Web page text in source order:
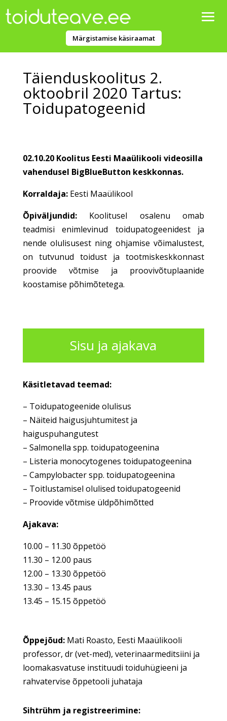
Märgistamise käsiraamat
Täienduskoolitus 2.
oktoobril 2020 Tartus:
Toidupatogeenid
02.10.20 Koolitus Eesti Maaülikooli videosilla
vahendusel BigBlueButton keskkonnas.
Korraldaja:Eesti Maaülikool
Õpiväljundid: Koolitusel osalenu omab
teadmisi enimlevinud toidupatogeenidest ja
nende olulisusest ning ohjamise võimalustest,
on tutvunud toidust ja tootmiskeskkonnast
proovide võtmise ja proovivõtuplaanide
koostamise põhimõtetega.
Sisu ja ajakava
Käsitletavad teemad:
– Toidupatogeenide olulisus
– Näiteid haigusjuhtumitest ja
haiguspuhangutest
– Salmonella spp. toidupatogeenina
– Listeria monocytogenes toidupatogeenina
– Campylobacter spp. toidupatogeenina
– Toitlustamisel olulised toidupatogeenid
– Proovide võtmise üldpõhimõtted
Ajakava:
10.00 – 11.30 õppetöö
11.30 – 12.00 paus
12.00 – 13.30 õppetöö
13.30 – 13.45 paus
13.45 – 15.15 õppetöö
Õppejõud: Mati Roasto, Eesti Maaülikooli
professor, dr (vet-med), veterinaarmeditsiini ja
loomakasvatuse instituudi toiduhügieeni ja
rahvatervise õppetooli juhataja
Sihtrühm ja registreerimine: